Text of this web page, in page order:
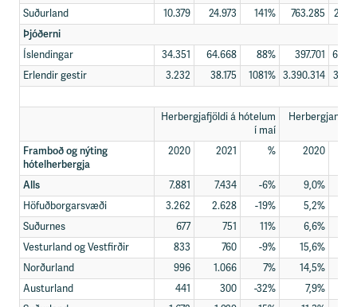
Suðurland
10.379 24.973 141% 763.285
Þjóðerni
Íslendingar
34.351 64.668 88% 397.701
Erlendir gestir
3.232 38.175 1081% 3.390.314
Herbergjafjöldi á hótelum
í maí
Framboð og nýting
hótelherbergja
2020 2021 % 2020
Alls 7.881 7.434 -6% 9,0%
Höfuðborgarsvæði
3.262 2.628 -19% 5,2%
Suðurnes
677 751 11% 6,6%
Vesturland og Vestfirðir
833 760 -9% 15,6%
Norðurland
996 1.066 7% 14,5%
Austurland
441 300 -32% 7,9%